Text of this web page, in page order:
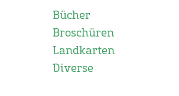
Bücher
Broschüren
Landkarten
Diverse